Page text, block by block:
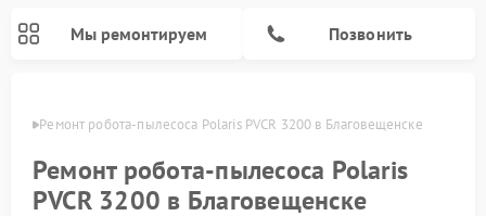
Мы ремонтируем Позвонить
Ремонт робота-пылесоса Polaris PVCR 3200 в Благовещенске
Ремонт робота-пылесоса Polaris
PVCR 3200 в Благовещенске